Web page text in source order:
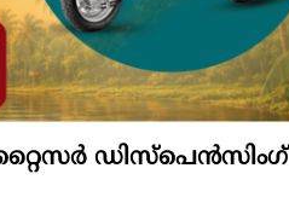
ഡിസ്പെൻസിംഗ്